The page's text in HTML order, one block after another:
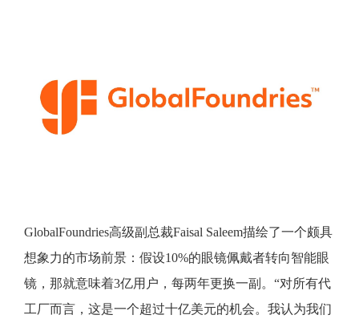
GlobalFoundries高级副总裁Faisal Saleem描绘了一个颇具
想象力的市场前景：假设10%的眼镜佩戴者转向智能眼
镜，那就意味着3亿用户，每两年更换一副。“对所有代
工厂而言，这是一个超过十亿美元的机会。我认为我们